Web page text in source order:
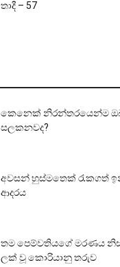
තාදී – 57
කෙනෙක් නිරන්තරයෙන්ම
සලකනවද?
අවසන් හුස්මතෙක් රැකගත්
ආදරය
තම පෙම්වතියගේ මරණය
ලක් වූ කොරියානු තරුව